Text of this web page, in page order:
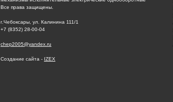
Все права защищены.
г.Чебоксары, ул. Калинина 111/1
+7 (8352) 28-00-04
chep2005@yandex.ru
Создание сайта - IZEX